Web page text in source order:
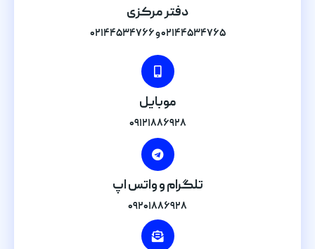
دفتر مرکزی
۰۲۱۴۴۵۳۴۷۶۵ و ۰۲۱۴۴۵۳۴۷۶۶
موبایل
۰۹۱۲۱۸۸۶۹۲۸
تلگرام و واتس اپ
۰۹۲۰۱۸۸۶۹۲۸